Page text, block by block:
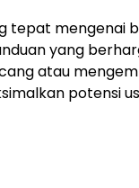
tepat mengenai
yang
atau
potensi